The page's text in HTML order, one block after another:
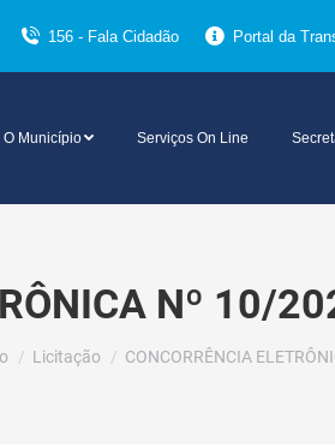
156 - Fala Cidadão Portal da
O Município Serviços On Line
Nº 10/
está aqui:
Licitação CONCORRÊNCIA